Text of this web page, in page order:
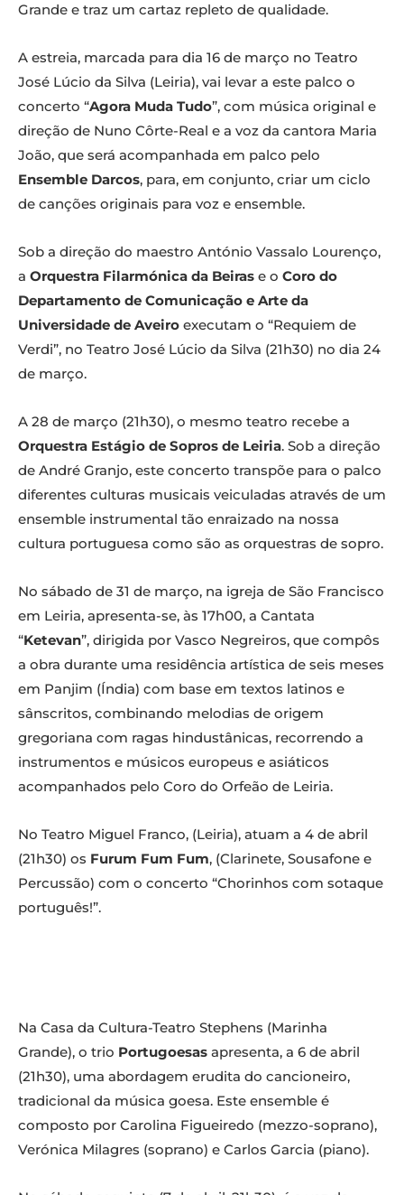
Grande e traz um cartaz repleto de qualidade.
A estreia, marcada para dia 16 de março no Teatro
José Lúcio da Silva (Leiria), vai levar a este palco o
concerto “Agora Muda Tudo”, com música original e
direção de Nuno Côrte-Real e a voz da cantora Maria
João, que será acompanhada em palco pelo
Ensemble Darcos, para, em conjunto, criar um ciclo
de canções originais para voz e ensemble.
Sob a direção do maestro António Vassalo Lourenço,
a Orquestra Filarmónica da Beiras e o Coro do
Departamento de Comunicação e Arte da
Universidade de Aveiro executam o “Requiem de
Verdi”, no Teatro José Lúcio da Silva (21h30) no dia 24
de março.
A 28 de março (21h30), o mesmo teatro recebe a
Orquestra Estágio de Sopros de Leiria. Sob a direção
de André Granjo, este concerto transpõe para o palco
diferentes culturas musicais veiculadas através de um
ensemble instrumental tão enraizado na nossa
cultura portuguesa como são as orquestras de sopro.
No sábado de 31 de março, na igreja de São Francisco
em Leiria, apresenta-se, às 17h00, a Cantata
“Ketevan”, dirigida por Vasco Negreiros, que compôs
a obra durante uma residência artística de seis meses
em Panjim (Índia) com base em textos latinos e
sânscritos, combinando melodias de origem
gregoriana com ragas hindustânicas, recorrendo a
instrumentos e músicos europeus e asiáticos
acompanhados pelo Coro do Orfeão de Leiria.
No Teatro Miguel Franco, (Leiria), atuam a 4 de abril
(21h30) os Furum Fum Fum, (Clarinete, Sousafone e
Percussão) com o concerto “Chorinhos com sotaque
português!”.
Na Casa da Cultura-Teatro Stephens (Marinha
Grande), o trio Portugoesas apresenta, a 6 de abril
(21h30), uma abordagem erudita do cancioneiro,
tradicional da música goesa. Este ensemble é
composto por Carolina Figueiredo (mezzo-soprano),
Verónica Milagres (soprano) e Carlos Garcia (piano).